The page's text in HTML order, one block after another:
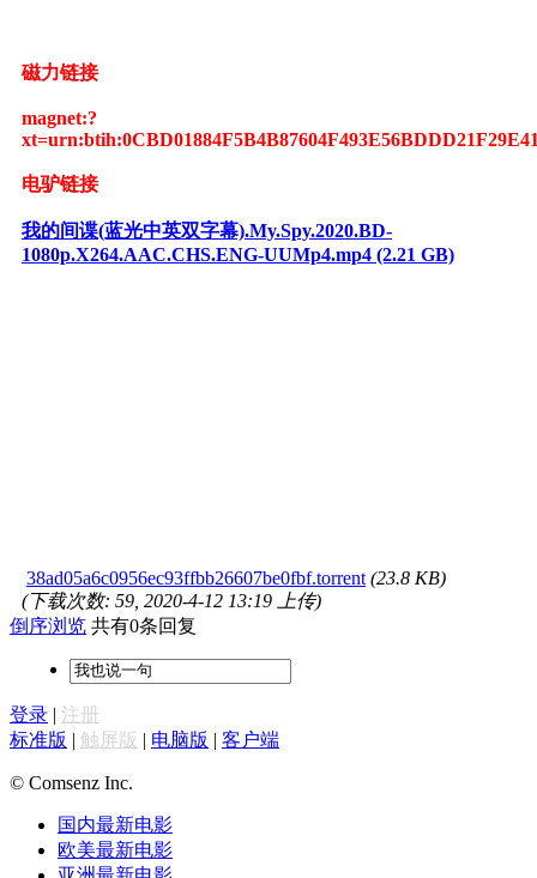
磁力链接
magnet:?
电驴链接
我的间谍(蓝光中英双字幕).My.Spy.2020.BD-
1080p.X264.AAC.CHS.ENG-UUMp4.mp4 (2.21 GB)
38ad05a6c0956ec93ffbb26607be0fbf.torrent (23.8 KB)
(下载次数: 59, 2020-4-12 13:19 上传)
倒序浏览 共有0条回复
登录 | 注册
标准版 | 触屏版 | 电脑版 | 客户端
© Comsenz Inc.
国内最新电影
欧美最新电影